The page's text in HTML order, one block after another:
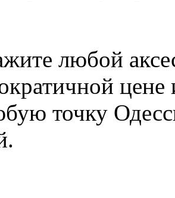
любой
точку